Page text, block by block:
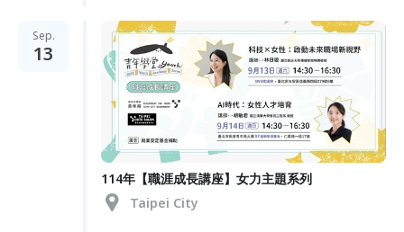
Sep.
13
114年【職涯成長講座】女力主題系列
Taipei City